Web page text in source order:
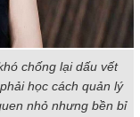
chống lại dấu vết
học cách quản lý
nhỏ nhưng bền bỉ